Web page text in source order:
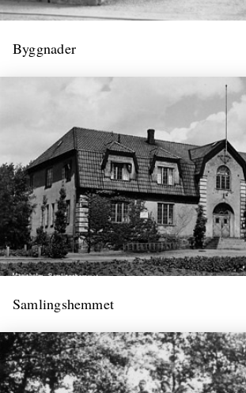
Byggnader
Samlingshemmet